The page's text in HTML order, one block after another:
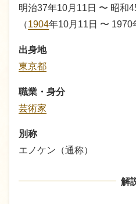
明治37年10月11日 〜 昭和
（1904年10月11日 〜 1970
出身地
東京都
職業・身分
芸術家
別称
エノケン（通称）
解